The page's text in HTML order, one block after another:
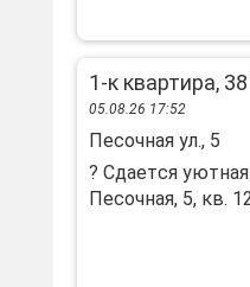
1-к квартира,
05.08.26 17:52
Песочная ул., 5
? Сдaетcя
Пеcoчнaя, 5, кв.